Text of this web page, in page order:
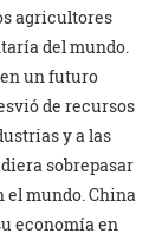
agricultores
del mundo.
un futuro
de recursos
y a las
sobrepasar
el mundo. China
economía en